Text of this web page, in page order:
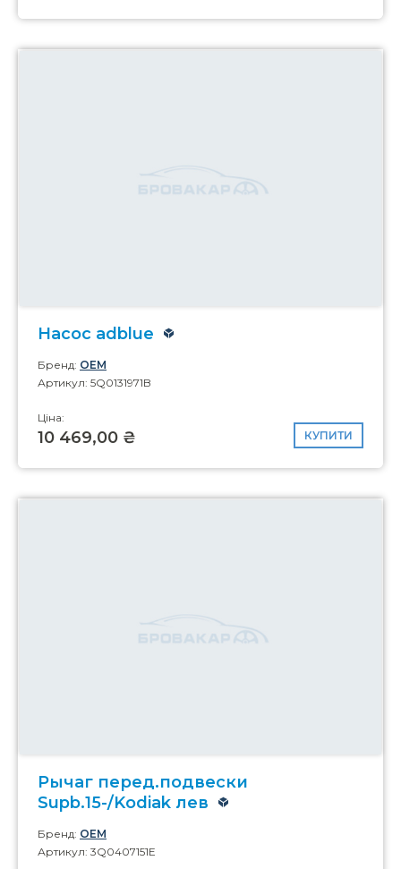
Насос adblue
Бренд: OEM
Артикул: 5Q0131971B
Ціна:
10 469,00 ₴ КУПИТИ
Рычаг перед.подвески
Supb.15-/Kodiak лев
Бренд: OEM
Артикул: 3Q0407151E